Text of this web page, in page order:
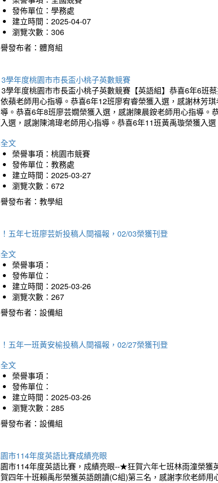
發佈單位：學務處
建立時間：2025-04-07
瀏覽次數：306
發布者：體育組
學年度桃園市市長盃小桃子英數競賽
學年度桃園市市長盃小桃子英數競賽【英語組】恭喜6年6班
蘋老師用心指導。恭喜6年12班廖宥睿榮獲入選，感謝林芳
。恭喜6年8班廖芸嫺榮獲入選，感謝陳晨銨老師用心指導
選，感謝陳鴻瑋老師用心指導。恭喜6年11班黃禹璇榮獲入
文
榮譽事項：桃園市競賽
發佈單位：教務處
建立時間：2025-03-27
瀏覽次數：672
發布者：教學組
五年七班廖芸妡投稿人間福報，02/03榮獲刊登
文
榮譽事項：
發佈單位：
建立時間：2025-03-26
瀏覽次數：267
發布者：設備組
五年一班黃安榆投稿人間福報，02/27榮獲刊登
文
榮譽事項：
發佈單位：
建立時間：2025-03-26
瀏覽次數：285
發布者：設備組
市114年度英語比賽成績亮眼
市114年度英語比賽，成績亮眼--★狂賀六年七班林雨潼榮
四年十班賴禹彤榮獲英語朗讀(C組)第三名，感謝李欣老師